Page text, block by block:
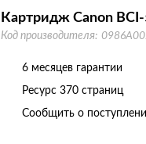
Картридж Canon
Код производителя:
6 месяцев гарантии
Ресурс 370 страниц
Сообщить о